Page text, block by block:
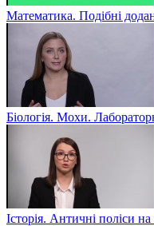
Математика. Подібні
Біологія. Мохи.
Історія. Античні поліси на